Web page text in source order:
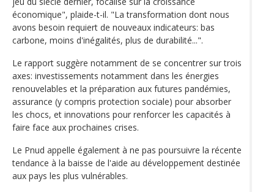
économique", plaide-t-il. "La transformation dont nous
avons besoin requiert de nouveaux indicateurs: bas
carbone, moins d'inégalités, plus de durabilité...".
Le rapport suggère notamment de se concentrer sur trois
axes: investissements notamment dans les énergies
renouvelables et la préparation aux futures pandémies,
assurance (y compris protection sociale) pour absorber
les chocs, et innovations pour renforcer les capacités à
faire face aux prochaines crises.
Le Pnud appelle également à ne pas poursuivre la récente
tendance à la baisse de l'aide au développement destinée
aux pays les plus vulnérables.